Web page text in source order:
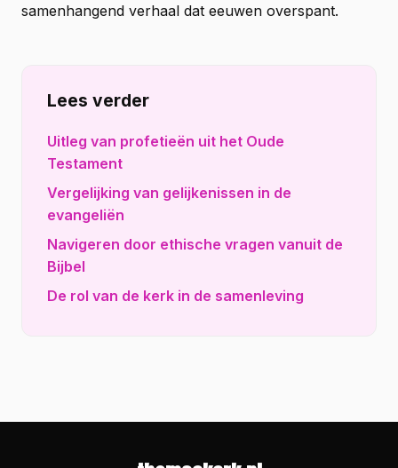
samenhangend verhaal dat eeuwen overspant.
Lees verder
Uitleg van profetieën uit het Oude
Testament
Vergelijking van gelijkenissen in de
evangeliën
Navigeren door ethische vragen vanuit de
Bijbel
De rol van de kerk in de samenleving